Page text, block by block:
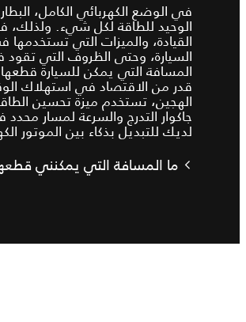
في الوضع الكهربائي الكامل،
الوحيد للطاقة لكل شيء.
القيادة، والميزات التي
السيارة، وحتى الظروف التي
المسافة التي يمكن للسيارة
قدر من الاقتصاد في استهلاك
الهجين، تستخدم ميزة تحسين
جاكوار التدرج والسرعة لمسار
لديك للتبديل بذكاء بين الموتور
ما المسافة التي يمكنني